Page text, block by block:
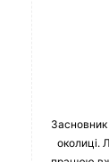
Засновник
околиці.